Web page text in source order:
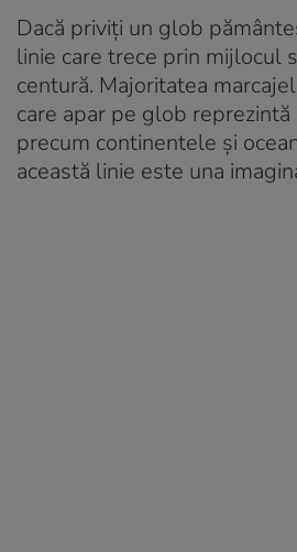
Dacă priviți un glob
linie care trece prin mijlocul
centură. Majoritatea
care apar pe glob reprezintă
precum continentele și
această linie este una